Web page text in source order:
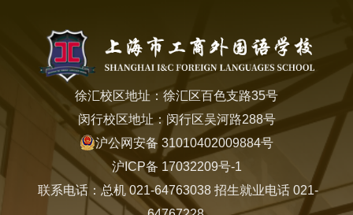
徐汇校区地址：徐汇区百色支路35号
闵行校区地址：闵行区吴河路288号
沪公网安备 31010402009884号
沪ICP备 17032209号-1
联系电话：总机 021-64763038 招生就业电话 021-